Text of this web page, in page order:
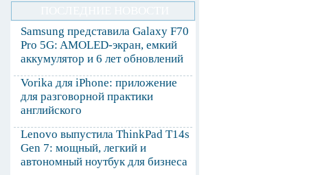
Samsung представила Galaxy F70
Pro 5G: AMOLED-экран, емкий
аккумулятор и 6 лет обновлений
Vorika для iPhone: приложение
для разговорной практики
английского
Lenovo выпустила ThinkPad T14s
Gen 7: мощный, легкий и
автономный ноутбук для бизнеса